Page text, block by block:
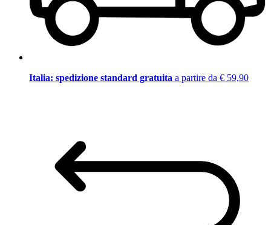
Italia: spedizione standard gratuita a partire da € 59,90